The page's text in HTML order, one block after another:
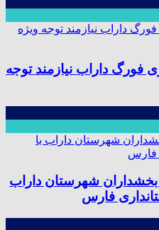
داراب نیازمند توجه
بخشداران شهرستان داراب
فارس